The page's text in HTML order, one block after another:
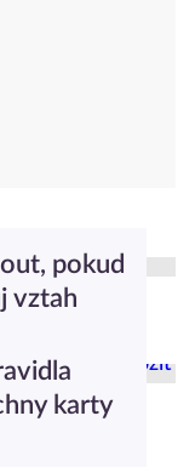
pokud
vztah
karty